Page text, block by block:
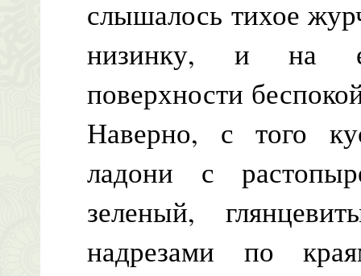
слышалось тихое
низинку, и на
поверхности
Наверно, с того
ладони с
зеленый,
надрезами по